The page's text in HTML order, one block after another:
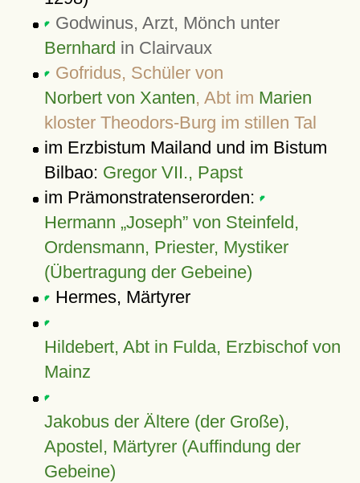
Godwinus, Arzt, Mönch unter
Bernhard in Clairvaux
Gofridus, Schüler von
Norbert von Xanten, Abt im Marien
kloster Theodors-Burg im stillen Tal
im Erzbistum Mailand und im Bistum
Bilbao: Gregor VII., Papst
im Prämonstratenserorden:
Hermann „Joseph” von Steinfeld,
Ordensmann, Priester, Mystiker
(Übertragung der Gebeine)
Hermes, Märtyrer
Hildebert, Abt in Fulda, Erzbischof von
Mainz
Jakobus der Ältere (der Große),
Apostel, Märtyrer (Auffindung der
Gebeine)